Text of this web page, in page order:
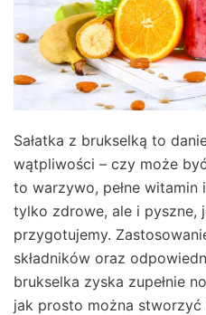
Sałatka z brukselką to
wątpliwości – czy może
to warzywo, pełne witamin
tylko zdrowe, ale i pyszne,
przygotujemy.
składników oraz
brukselka zyska zupełnie
jak prosto można stworzyć